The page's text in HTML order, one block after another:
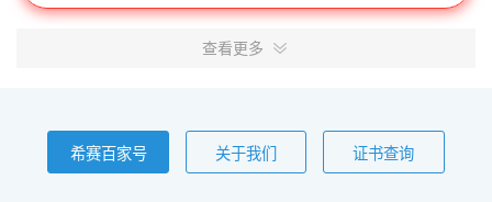
查看更多
希赛百家号 关于我们 证书查询